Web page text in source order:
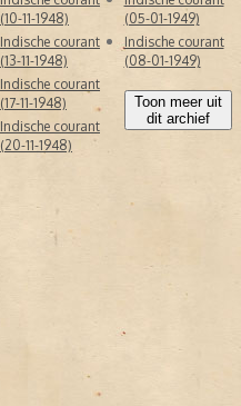
(10-11-1948)
Indische courant
(13-11-1948)
Indische courant
(17-11-1948)
Indische courant
(20-11-1948)
(05-01-1949)
Indische courant
(08-01-1949)
Toon meer uit
dit archief